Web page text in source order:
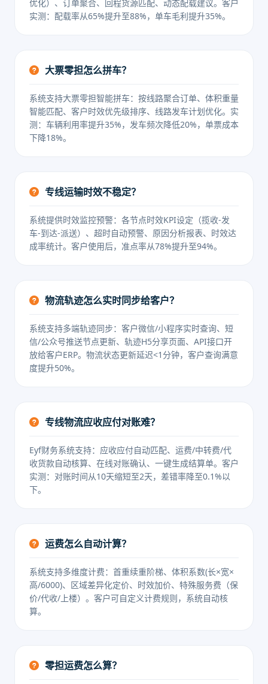
优化）、订单聚合、回程货源匹配、动态配载建议。客户
实测：配载率从65%提升至88%，单车毛利提升35%。
大票零担怎么拼车？
系统支持大票零担智能拼车：按线路聚合订单、体积重量
智能匹配、客户时效优先级排序、线路发车计划优化。实
测：车辆利用率提升35%，发车频次降低20%，单票成本
下降18%。
专线运输时效不稳定？
系统提供时效监控预警：各节点时效KPI设定（揽收-发
车-到达-派送）、超时自动预警、原因分析报表、时效达
成率统计。客户使用后，准点率从78%提升至94%。
物流轨迹怎么实时同步给客户？
系统支持多端轨迹同步：客户微信/小程序实时查询、短
信/公众号推送节点更新、轨迹H5分享页面、API接口开
放给客户ERP。物流状态更新延迟<1分钟，客户查询满意
度提升50%。
专线物流应收应付对账难？
Eyf财务系统支持：应收应付自动匹配、运费/中转费/代
收货款自动核算、在线对账确认、一键生成结算单。客户
实测：对账时间从10天缩短至2天，差错率降至0.1%以
下。
运费怎么自动计算？
系统支持多维度计费：首重续重阶梯、体积系数(长×宽×
高/6000)、区域差异化定价、时效加价、特殊服务费（保
价/代收/上楼）。客户可自定义计费规则，系统自动核
算。
零担运费怎么算？